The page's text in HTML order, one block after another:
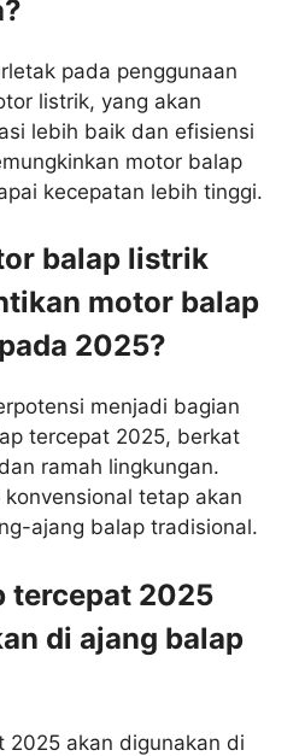
pada penggunaan
listrik, yang akan
lebih baik dan efisiensi
motor balap
kecepatan lebih tinggi.
balap listrik
motor balap
2025?
menjadi bagian
tercepat 2025, berkat
ramah lingkungan.
tetap akan
ajang balap tradisional.
tercepat 2025
di ajang balap
2025 akan digunakan di